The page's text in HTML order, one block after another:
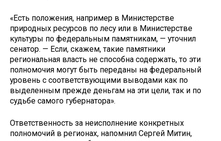
«Есть положения, например в Министерстве
природных ресурсов по лесу или в Министерстве
культуры по федеральным памятникам, — уточнил
сенатор. — Если, скажем, такие памятники
региональная власть не способна содержать, то эти
полномочия могут быть переданы на федеральный
уровень с соответствующими выводами как по
выделенным прежде деньгам на эти цели, так и по
судьбе самого губернатора».
Ответственность за неисполнение конкретных
полномочий в регионах, напомнил Сергей Митин,